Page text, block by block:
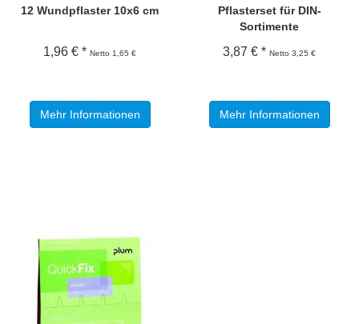
12 Wundpflaster 10x6 cm
1,96 € * Netto 1,65 €
Mehr Informationen
Pflasterset für DIN-
Sortimente
3,87 € * Netto 3,25 €
Mehr Informationen